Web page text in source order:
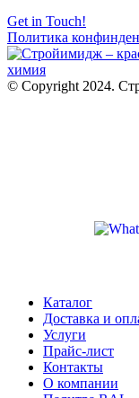
Get in Touch!
Политика
© Copyright 2024.
Каталог
Доставка и
Услуги
Прайс-лист
Контакты
О компании